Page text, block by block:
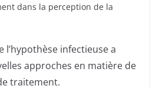
dans la perception de la
l’hypothèse infectieuse a
approches en matière de
traitement.